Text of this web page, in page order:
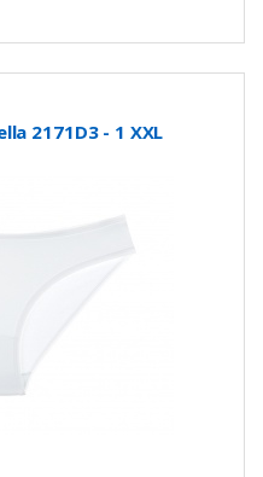
2171D3 - 1 XXL